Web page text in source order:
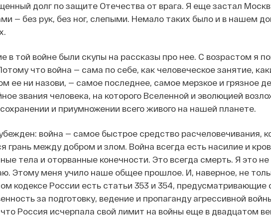
долг по защите Отечества от врага. Я еще застал
— без рук, без ног, слепыми. Немало таких было и в нашем
в той войне были скупы на рассказы про нее. С возрастом я
что война — сама по себе, как человеческое занятие,
ее ни назови, — самое последнее, самое мерзкое и грязное
звания человека, на которого Вселенной и эволюцией
и приумножении всего живого на нашей планете.
война — самое быстрое средство расчеловечивания,
грань между добром и злом. Война всегда есть насилие и
тела и оторванные конечности. Это всегда смерть. Я это
Этому меня учило наше общее прошлое. И, наверное, не
кодексе России есть статьи 353 и 354, предусматривающие
за подготовку, ведение и пропаганду агрессивной
Россия исчерпала свой лимит на войны еще в двадцатом